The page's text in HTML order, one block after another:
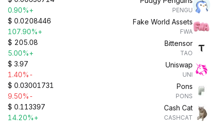
PENGU
+0.90%
Fake World Assets
FWA
$ 0.0208446
+107.90%
Bittensor
TAO
$ 205.08
+5.00%
Uniswap
UNI
$ 3.97
-1.40%
Pons
PONS
$ 0.03001731
-9.50%
Cash Cat
CASHCAT
$ 0.113397
+14.20%